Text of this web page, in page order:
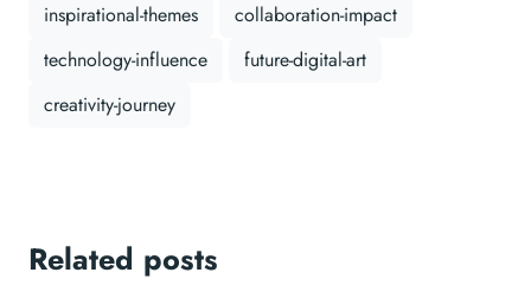
inspirational-themes
collaboration-impact
technology-influence
future-digital-art
creativity-journey
Related posts